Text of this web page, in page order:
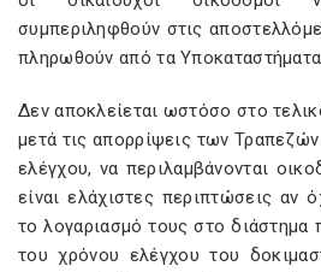
συμπεριληφθούν στις
πληρωθούν από τα
Δεν αποκλείεται ωστόσο στο
μετά τις απορρίψεις των
ελέγχου, να περιλαμβάνονται
είναι ελάχιστες περιπτώσεις αν
το λογαριασμό τους στο διάστημα
του χρόνου ελέγχου του